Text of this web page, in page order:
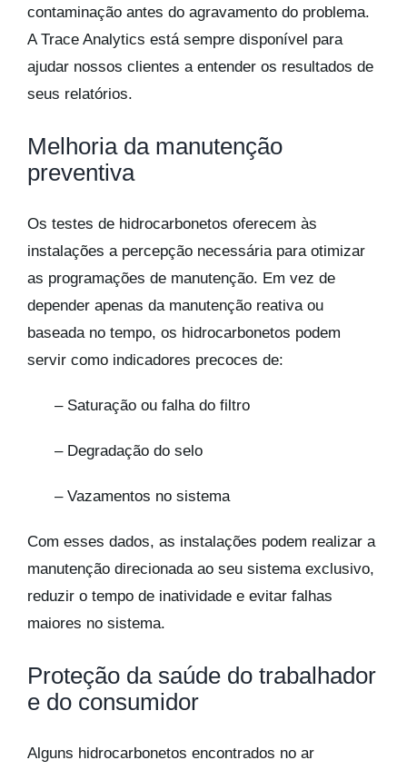
contaminação antes do agravamento do problema.
A Trace Analytics está sempre disponível para
ajudar nossos clientes a entender os resultados de
seus relatórios.
Melhoria da manutenção
preventiva
Os testes de hidrocarbonetos oferecem às
instalações a percepção necessária para otimizar
as programações de manutenção. Em vez de
depender apenas da manutenção reativa ou
baseada no tempo, os hidrocarbonetos podem
servir como indicadores precoces de:
– Saturação ou falha do filtro
– Degradação do selo
– Vazamentos no sistema
Com esses dados, as instalações podem realizar a
manutenção direcionada ao seu sistema exclusivo,
reduzir o tempo de inatividade e evitar falhas
maiores no sistema.
Proteção da saúde do trabalhador
e do consumidor
Alguns hidrocarbonetos encontrados no ar